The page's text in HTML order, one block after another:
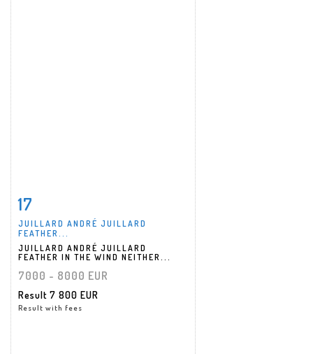
17
JUILLARD ANDRÉ JUILLARD
FEATHER...
JUILLARD ANDRÉ JUILLARD
FEATHER IN THE WIND NEITHER...
7000 - 8000 EUR
Result 7 800 EUR
Result with fees